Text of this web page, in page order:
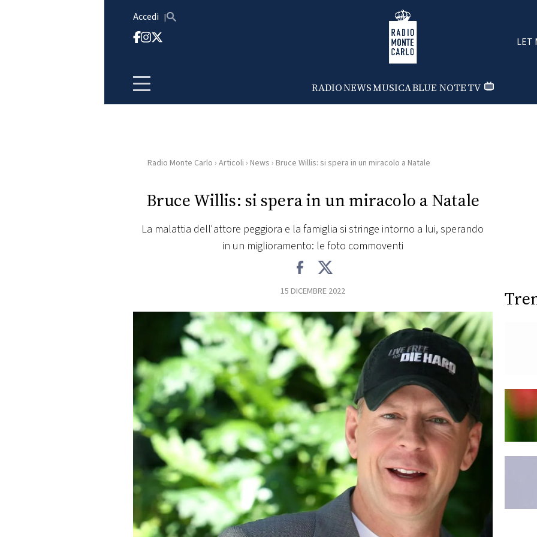
Accedi Radio Monte Carlo
RADIONEWSMUSICABLUE NOTETV
LET
HOME
RADIO
WEB
FOTO
CONCORSI
EVENTI
VIDEO
TV
PRINCIPATO
Radio Monte Carlo › Articoli › News › Bruce Willis: si spera in un miracolo a Natale
Bruce Willis: si spera in un miracolo a Natale
La malattia dell'attore peggiora e la famiglia si stringe intorno a lui, sperando
in un miglioramento: le foto commoventi
15 DICEMBRE 2022